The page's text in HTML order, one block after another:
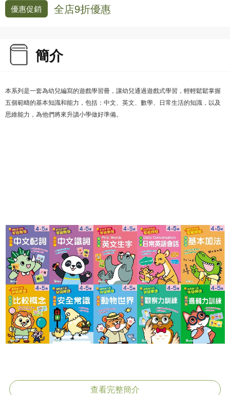
優惠促銷 全店9折優惠
簡介
本系列是一套為幼兒編寫的遊戲學習冊，讓幼兒通過遊戲式學習，輕輕鬆鬆掌握
五個範疇的基本知識和能力，包括：中文、英文、數學、日常生活的知識，以及
思維能力，為他們將來升讀小學做好準備。
查看完整簡介